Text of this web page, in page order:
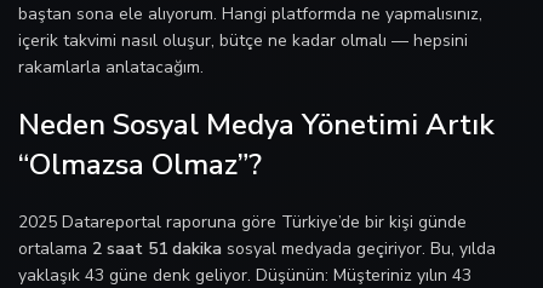
baştan sona ele alıyorum. Hangi platformda ne yapmalısınız,
içerik takvimi nasıl oluşur, bütçe ne kadar olmalı — hepsini
rakamlarla anlatacağım.
Neden Sosyal Medya Yönetimi Artık
“Olmazsa Olmaz”?
2025 Datareportal raporuna göre Türkiye’de bir kişi günde
ortalama 2 saat 51 dakika sosyal medyada geçiriyor. Bu, yılda
yaklaşık 43 güne denk geliyor. Düşünün: Müşteriniz yılın 43